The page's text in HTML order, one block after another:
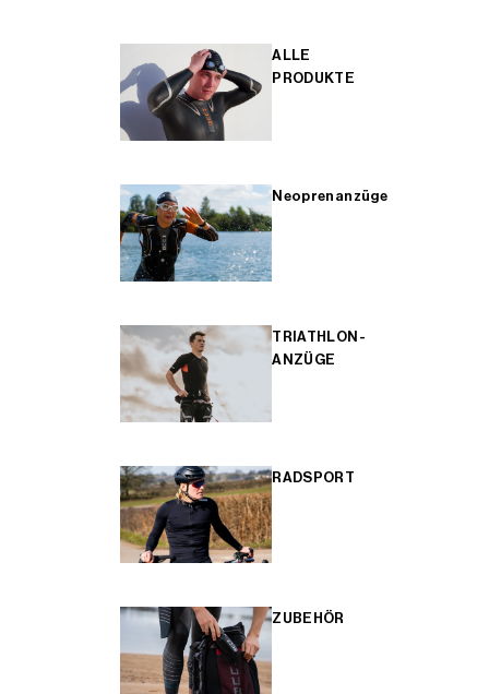
ALLE
PRODUKTE
Neoprenanzüge
TRIATHLON-
ANZÜGE
RADSPORT
ZUBEHÖR